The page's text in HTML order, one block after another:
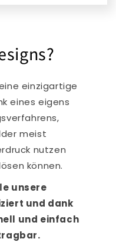
einzigartige
eines eigens
meist
nutzen
können.
unsere
und dank
und einfach